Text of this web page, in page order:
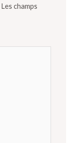
Les champs